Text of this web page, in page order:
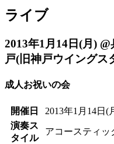
ライブ
2013年1月14日(月) @
戸(旧神戸ウイングス
成人お祝いの会
開催日 2013年1月14日 (
演奏ス
タイル
アコースティッ